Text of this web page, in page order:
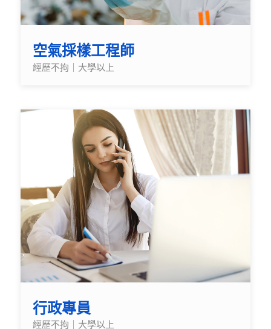
空氣採樣工程師
經歷不拘｜大學以上
行政專員
經歷不拘｜大學以上